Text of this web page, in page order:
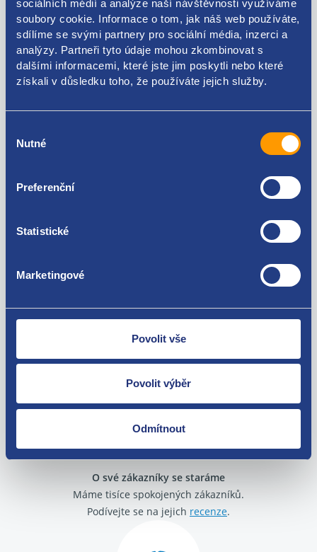
sociálních médií a analýze naší návštěvnosti využíváme
soubory cookie. Informace o tom, jak náš web používáte,
sdílíme se svými partnery pro sociální média, inzerci a
analýzy. Partneři tyto údaje mohou zkombinovat s
dalšími informacemi, které jste jim poskytli nebo které
získali v důsledku toho, že používáte jejich služby.
souhlasu
Nutné
Preferenční
Statistické
Marketingové
Povolit vše
Povolit výběr
Odmítnout
Kódy produktu
1K6839407A
Použitelné pro vozy
Zboží můžete vrátit do 60 dnů od
zakoupení. Nebo vám pošleme náhradu.
O své zákazníky se staráme
Máme tisíce spokojených zákazníků.
Podívejte se na jejich recenze.